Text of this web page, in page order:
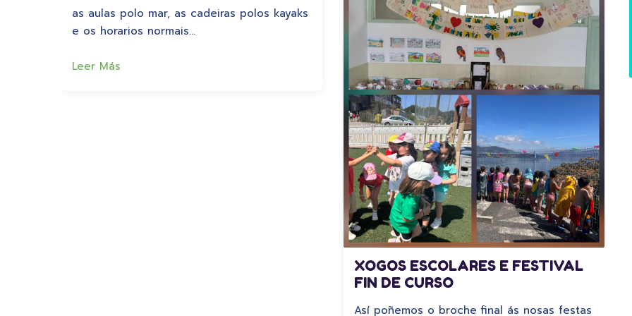
as aulas polo mar, as cadeiras polos kayaks
e os horarios normais…
Leer Más
XOGOS ESCOLARES E FESTIVAL
FIN DE CURSO
Así poñemos o broche final ás nosas festas